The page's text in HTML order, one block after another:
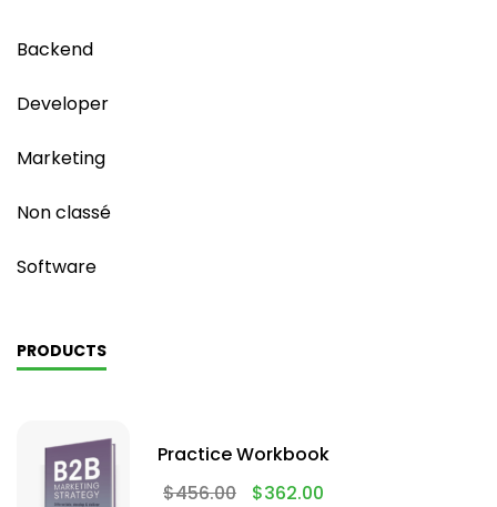
Backend
Developer
Marketing
Non classé
Software
PRODUCTS
Practice Workbook
$456.00 $362.00